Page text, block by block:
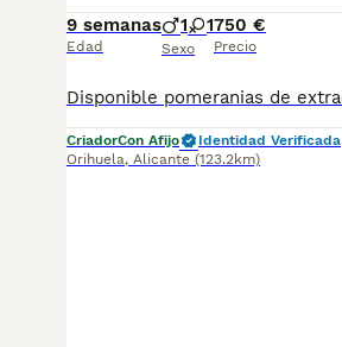
9 semanas
Edad
1 1
Sexo
750 €
Precio
CriadorCon Afijo
Identidad Verificada
Orihuela, Alicante (123.2km)